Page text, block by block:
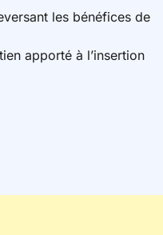
les bénéfices de
apporté à l’insertion